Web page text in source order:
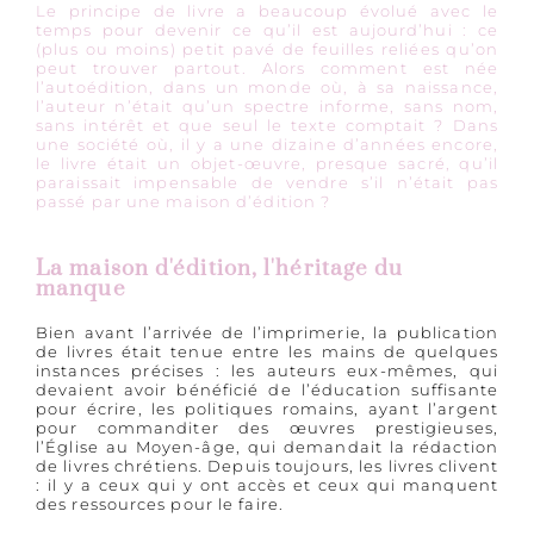
Le principe de livre a beaucoup évolué avec le
temps pour devenir ce qu’il est aujourd’hui : ce
(plus ou moins) petit pavé de feuilles reliées qu’on
peut trouver partout. Alors comment est née
l’autoédition, dans un monde où, à sa naissance,
l’auteur n’était qu’un spectre informe, sans nom,
sans intérêt et que seul le texte comptait ? Dans
une société où, il y a une dizaine d’années encore,
le livre était un objet-œuvre, presque sacré, qu’il
paraissait impensable de vendre s’il n’était pas
passé par une maison d’édition ?
La maison d'édition, l'héritage du
manque
Bien avant l’arrivée de l’imprimerie, la publication
de livres était tenue entre les mains de quelques
instances précises : les auteurs eux-mêmes, qui
devaient avoir bénéficié de l’éducation suffisante
pour écrire, les politiques romains, ayant l’argent
pour commanditer des œuvres prestigieuses,
l’Église au Moyen-âge, qui demandait la rédaction
de livres chrétiens. Depuis toujours, les livres clivent
: il y a ceux qui y ont accès et ceux qui manquent
des ressources pour le faire.